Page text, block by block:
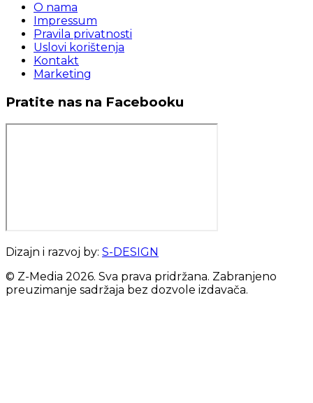
O nama
Impressum
Pravila privatnosti
Uslovi korištenja
Kontakt
Marketing
Pratite nas na Facebooku
Dizajn i razvoj by: S-DESIGN
© Z-Media 2026. Sva prava pridržana. Zabranjeno
preuzimanje sadržaja bez dozvole izdavača.